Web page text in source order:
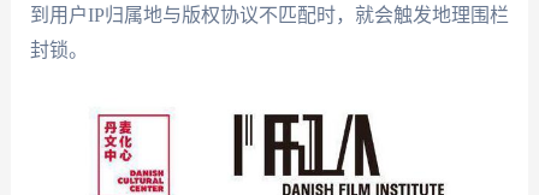
到用户IP归属地与版权协议不匹配时，就会触发地理围栏
封锁。